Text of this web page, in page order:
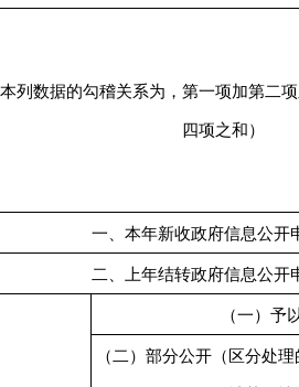
列数据的勾稽关系为，第一项加第二
四项之和）
一、本年新收政府信息公开
二、上年结转政府信息公开
（一）予
（二）部分公开（区分处